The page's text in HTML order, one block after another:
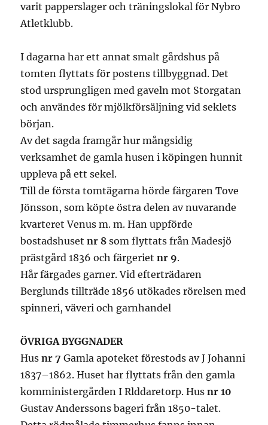
varit papperslager och träningslokal för Nybro
Atletklubb.
I dagarna har ett annat smalt gårdshus på
tomten flyttats för postens tillbyggnad. Det
stod ursprungligen med gaveln mot Storgatan
och användes för mjölkförsäljning vid seklets
början.
Av det sagda framgår hur mångsidig
verksamhet de gamla husen i köpingen hunnit
uppleva på ett sekel.
Till de första tomtägarna hörde färgaren Tove
Jönsson, som köpte östra delen av nuvarande
kvarteret Venus m. m. Han uppförde
bostadshusetnr 8 som flyttats från Madesjö
prästgård 1836 och färgerietnr 9.
Hår färgades garner. Vid efterträdaren
Berglunds tillträde 1856 utökades rörelsen med
spinneri, väveri och garnhandel
ÖVRIGA BYGGNADER
Husnr 7 Gamla apoteket förestods av J Johanni
1837–1862. Huset har flyttats från den gamla
komministergården I Rlddaretorp. Husnr 10
Gustav Anderssons bageri från 1850-talet.